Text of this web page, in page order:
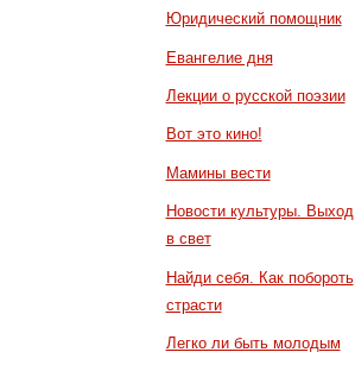
Юридический помощник
Евангелие дня
Лекции о русской поэзии
Вот это кино!
Мамины вести
Новости культуры. Выход
в свет
Найди себя. Как побороть
страсти
Легко ли быть молодым